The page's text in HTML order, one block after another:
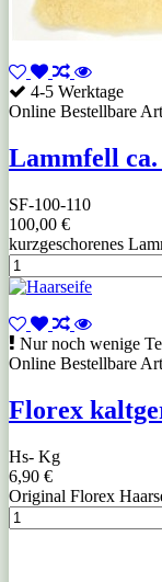
4-5 Werktage
Online Bestellbare
Lammfell ca.
SF-100-110
100,00 €
kurzgeschorenes
Nur noch wenige
Online Bestellbare
Florex
Hs- Kg
6,90 €
Original Florex